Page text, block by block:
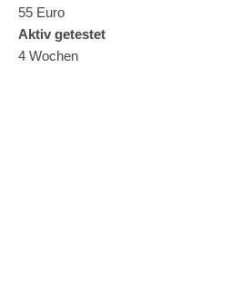
55 Euro
Aktiv getestet
4 Wochen